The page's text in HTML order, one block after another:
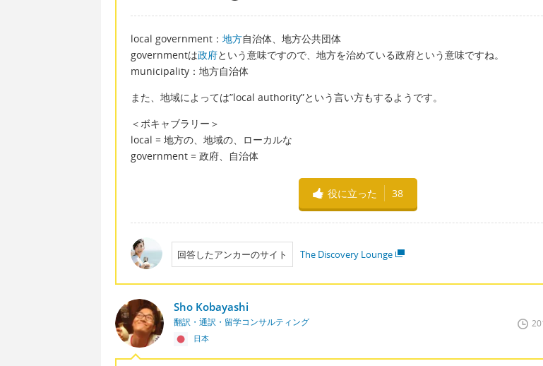
local government： 地方自治体、地方公共団体
governmentは政府という意味ですので、地方を治めている政府という意味ですね。
municipality：地方自治体
また、地域によっては”local authority”という言い方もするようです。
＜ボキャブラリー＞
local = 地方の、地域の、ローカルな
government = 政府、自治体
役に立った 38
回答したアンカーのサイト The Discovery Lounge
Sho Kobayashi
翻訳・通訳・留学コンサルティング
日本